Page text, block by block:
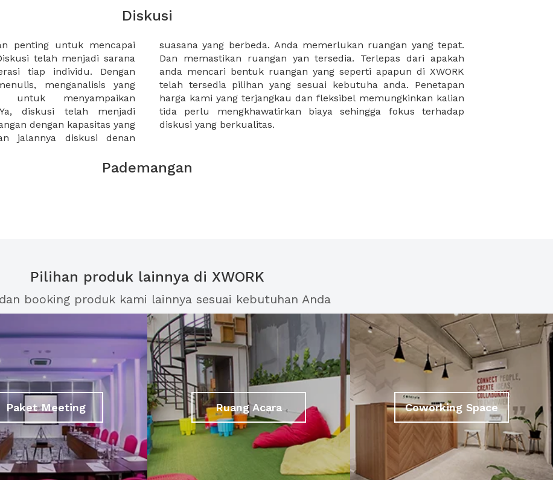
Diskusi
penting untuk mencapai
telah menjadi sarana
tiap individu. Dengan
menganalisis yang
untuk menyampaikan
diskusi telah menjadi
dengan kapasitas yang
jalannya diskusi denan
ruangan yang tepat.
Terlepas dari apakah
seperti apapun di XWORK
anda. Penetapan
memungkinkan kalian
sehingga fokus terhadap
diskusi yang berkualitas.
Pademangan
Pilihan produk lainnya di XWORK
booking produk kami lainnya sesuai kebutuhan Anda
Paket Meeting Ruang Acara Coworking Space